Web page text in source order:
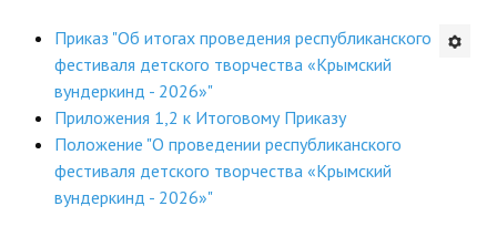
Будни института
АНОНСЫ
ИНСТИТУТ
Противодействие коррупции
Приказ "Об итогах проведения республиканского
фестиваля детского творчества «Крымский
вундеркинд - 2026»"
Приложения 1,2 к Итоговому Приказу
Положение "О проведении республиканского
фестиваля детского творчества «Крымский
вундеркинд - 2026»"